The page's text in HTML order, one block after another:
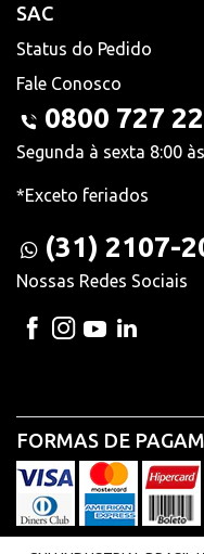
SAC
Status do Pedido
Fale Conosco
0800 727
Segunda à sexta 8:00
*Exceto feriados
(31) 2107-
Nossas Redes Sociais
FORMAS DE